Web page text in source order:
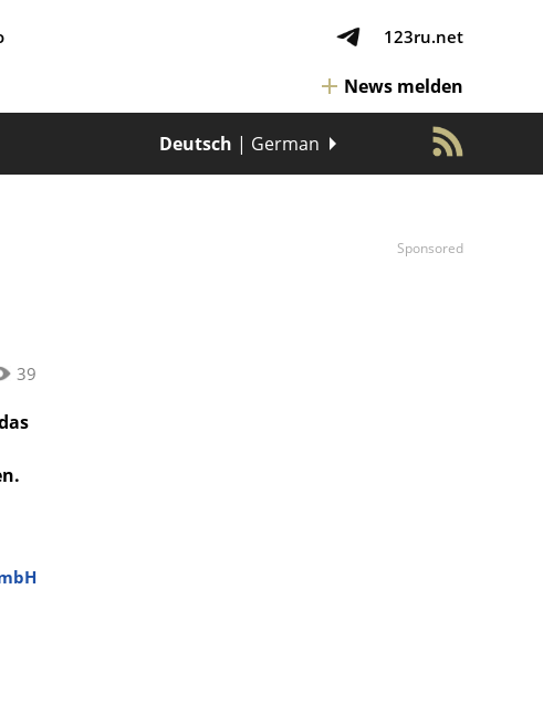
123ru.net
News melden
Deutsch | German
39
Sponsored